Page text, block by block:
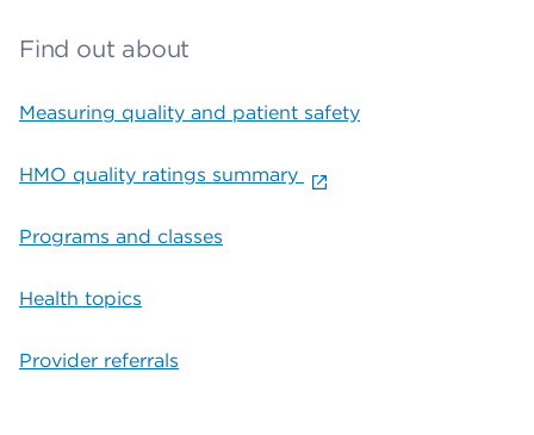
Find out about
Measuring quality and patient safety
HMO quality ratings summary
Programs and classes
Health topics
Provider referrals